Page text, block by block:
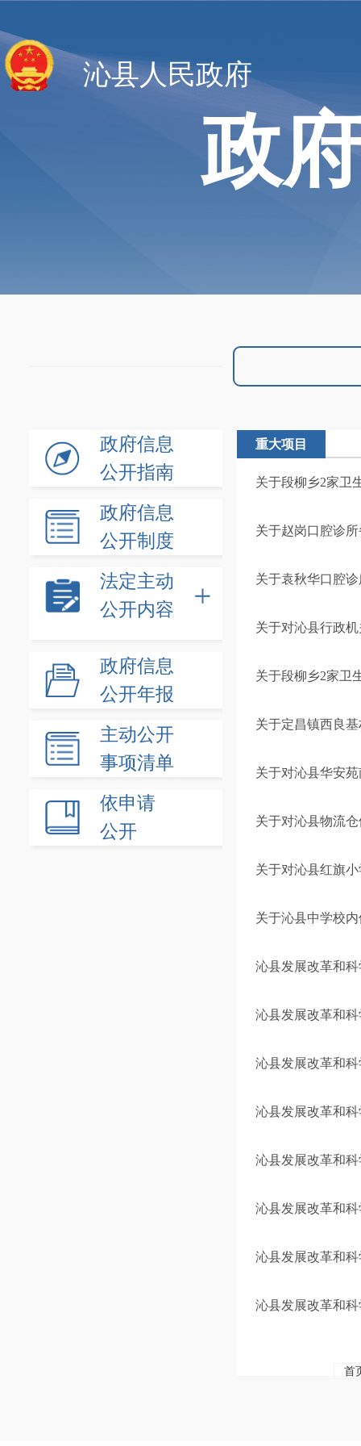
沁县人民政府
政
政府信息
公开指南
政府信息
公开制度
法定主动
公开内容
政府信息
公开年报
主动公开
事项清单
依申请
公开
重大项目
关于段柳乡2家卫
关于赵岗口腔诊
关于袁秋华口腔
关于对沁县行政
关于段柳乡2家卫
关于定昌镇西良
关于对沁县华安
关于对沁县物流
关于对沁县红旗
关于沁县中学校
沁县发展改革和
沁县发展改革和
沁县发展改革和
沁县发展改革和
沁县发展改革和
沁县发展改革和
沁县发展改革和
沁县发展改革和
首